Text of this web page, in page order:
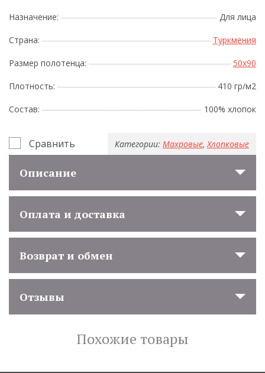
Назначение: Для лица
Страна: Туркмения
Размер полотенца: 50x90
Плотность: 410 гр/м2
Состав: 100% хлопок
Сравнить Категории: Махровые, Хлопковые
Описание
Оплата и доставка
Возврат и обмен
Отзывы
Похожие товары